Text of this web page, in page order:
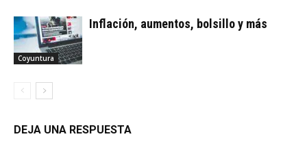
Coyuntura
Inflación, aumentos, bolsillo y más
DEJA UNA RESPUESTA